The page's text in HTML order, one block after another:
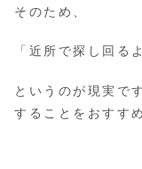
そのため、
「近所で探し回る
というのが現実で
することをおすす